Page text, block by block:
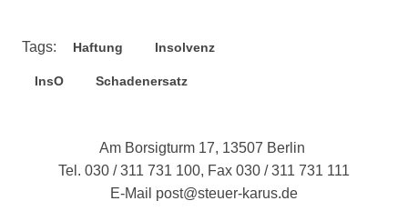
Tags: Haftung Insolvenz
InsO Schadenersatz
Am Borsigturm 17, 13507 Berlin
Tel. 030 / 311 731 100, Fax 030 / 311 731 111
E-Mail post@steuer-karus.de